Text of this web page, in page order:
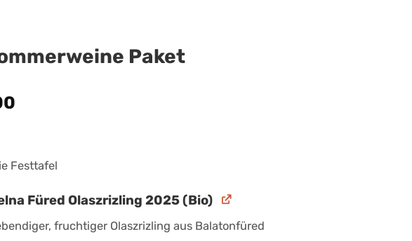
Paket
Festtafel
Füred Olaszrizling 2025 (Bio)
fruchtiger Olaszrizling aus Balatonfüred